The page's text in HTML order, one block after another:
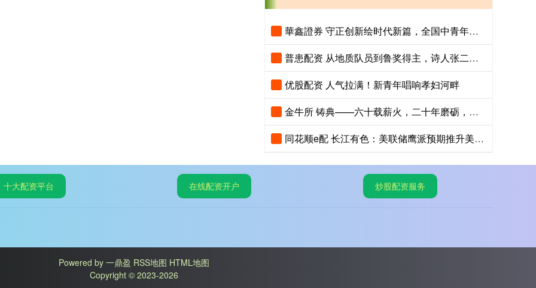
華鑫證券 守正创新绘时代新篇，全国中青年创新艺术展登陆中国美术馆
普患配资 从地质队员到鲁奖得主，诗人张二棍分享写作与人生：“因为苍天在上，我愿埋首人间”
优股配资 人气拉满！新青年唱响孝妇河畔
金牛所 铸典——六十载薪火，二十年磨砺，《现代汉语大词典》出版
同花顺e配 长江有色：美联储鹰派预期推升美指位居13个月高位 25日镍价或小跌
十大配资平台 在线配资开户 炒股配资服务
Powered by 一鼎盈 RSS地图 HTML地图
Copyright © 2023-2026